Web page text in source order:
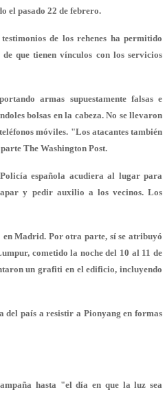
el pasado 22 de febrero.
de los rehenes ha permitido
de quetienen vínculos con los servicios
armas supuestamente falsas e
bolsas en la cabeza. No se llevaron
móviles. "Los atacantes también
The Washington Post.
española acudiera al lugar para
y pedir auxilio a los vecinos. Los
en Madrid. Por otra parte, sí se atribuyó
cometido la noche del 10 al 11 de
un grafiti en el edificio, incluyendo
del país a resistir a Pionyang en formas
hasta "el día en que la luz sea